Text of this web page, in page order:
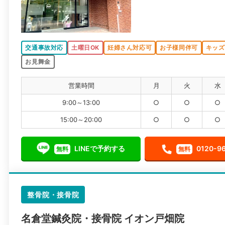
交通事故対応 土曜日OK 妊婦さん対応可 お子様同伴可
キッ
お見舞金
営業時間 月 火 水
9:00～13:00 ○ ○ ○
15:00～20:00 ○ ○ ○
無料 LINEで予約する 無料 0120-
整骨院・接骨院
名倉堂鍼灸院・接骨院 イオン戸畑院